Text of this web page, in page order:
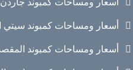
أسعار ومساحات كمبوند جاردن
أسعار ومساحات كمبوند سيتي
أسعار ومساحات كمبوند المقصد